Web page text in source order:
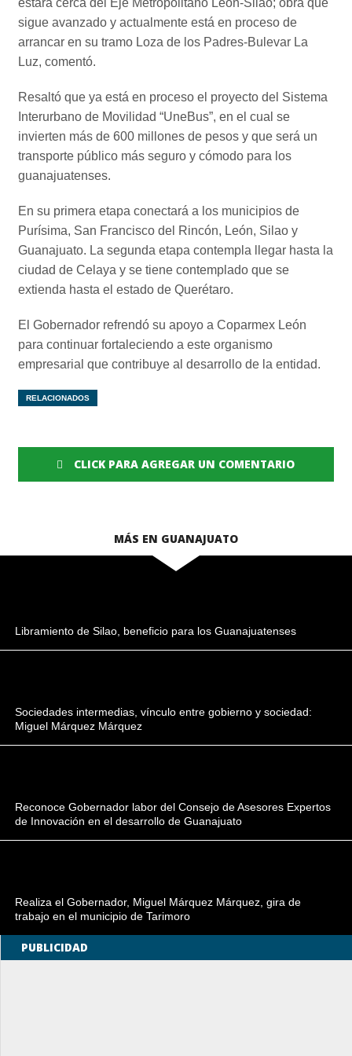
sigue avanzado y actualmente está en proceso de
arrancar en su tramo Loza de los Padres-Bulevar La
Luz, comentó.
Resaltó que ya está en proceso el proyecto del Sistema
Interurbano de Movilidad “UneBus”, en el cual se
invierten más de 600 millones de pesos y que será un
transporte público más seguro y cómodo para los
guanajuatenses.
En su primera etapa conectará a los municipios de
Purísima, San Francisco del Rincón, León, Silao y
Guanajuato. La segunda etapa contempla llegar hasta la
ciudad de Celaya y se tiene contemplado que se
extienda hasta el estado de Querétaro.
El Gobernador refrendó su apoyo a Coparmex León
para continuar fortaleciendo a este organismo
empresarial que contribuye al desarrollo de la entidad.
RELACIONADOS
CLICK PARA AGREGAR UN COMENTARIO
MÁS EN GUANAJUATO
Libramiento de Silao, beneficio para los Guanajuatenses
Sociedades intermedias, vínculo entre gobierno y sociedad:
Miguel Márquez Márquez
Reconoce Gobernador labor del Consejo de Asesores Expertos
de Innovación en el desarrollo de Guanajuato
Realiza el Gobernador, Miguel Márquez Márquez, gira de
trabajo en el municipio de Tarimoro
PUBLICIDAD